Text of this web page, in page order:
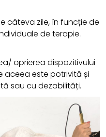
câteva zile, în funcție de
de terapie.
oprierea dispozitivului
aceea este potrivită și
sau cu dezabilități.